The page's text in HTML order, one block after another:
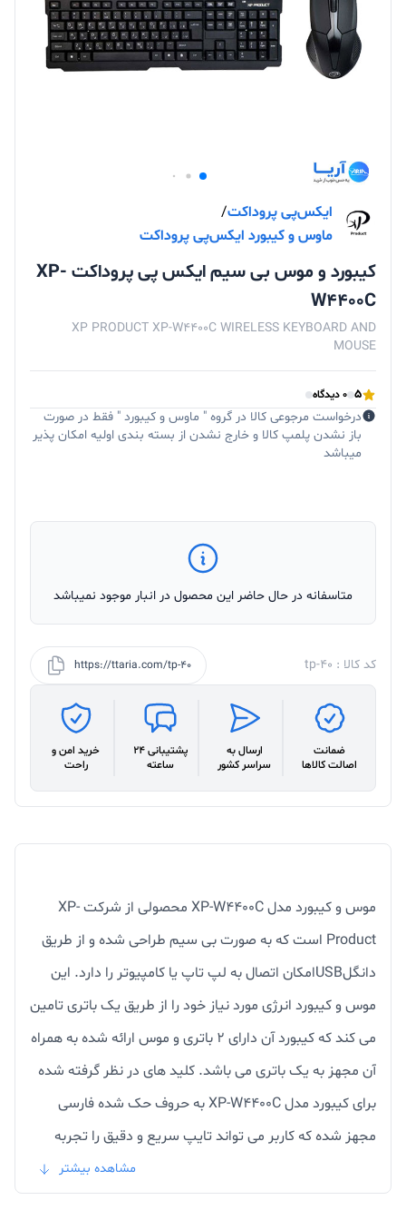
ایکس‌پی پروداکت/
ماوس و کیبورد ایکس‌پی پروداکت
کیبورد و موس بی سیم ایکس پی پروداکت XP-
W4400C
XP PRODUCT XP-W4400C WIRELESS KEYBOARD AND
MOUSE
5 0 دیدگاه
درخواست مرجوعی کالا در گروه " ماوس و کیبورد " فقط در صورت
باز نشدن پلمپ کالا و خارج نشدن از بسته بندی اولیه امکان پذیر
میباشد
متاسفانه در حال حاضر این محصول در انبار موجود نمیباشد
کد کالا : tp-40 https://ttaria.com/tp-40
ضمانت
اصالت کالاها
ارسال به
سراسر کشور
پشتیبانی 24
ساعته
خرید امن و
راحت
موس و کیبورد مدل XP-W4400C محصولی از شرکت XP-
Product است که به صورت بی سیم طراحی شده و از طریق
دانگلUSBامکان اتصال به لپ تاپ یا کامپیوتر را دارد. این
موس و کیبورد انرژی مورد نیاز خود را از طریق یک باتری تامین
می کند که کیبورد آن دارای 2 باتری و موس ارائه شده به همراه
آن مجهز به یک باتری می باشد. کلید های در نظر گرفته شده
برای کیبورد مدل XP-W4400C به حروف حک شده فارسی
مجهز شده که کاربر می تواند تایپ سریع و دقیق را تجربه
نماید. موس بی سیم ایکس پی پروداکتXP-W4400C یک
مشاهده بیشتر